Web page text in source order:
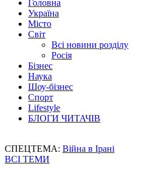
Головна
Україна
Місто
Світ
Всі новини розділу
Росія
Бізнес
Наука
Шоу-бізнес
Спорт
Lifestyle
БЛОГИ ЧИТАЧІВ
СПЕЦТЕМА: Війна в Ірані
ВСІ ТЕМИ